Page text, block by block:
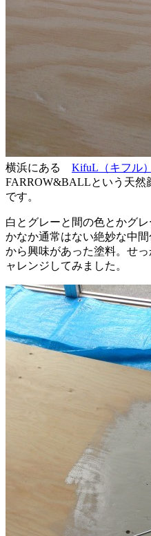
横浜にある KifuL（キフル）
FARROW&BALLという天然
です。
白とグレーと間の色とかグ
かなか通常はない絶妙な中
から興味があった塗料。せ
ャレンジしてみました。